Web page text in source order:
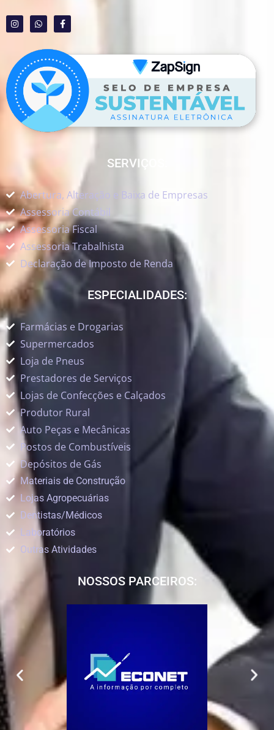
SERVIÇOS:
Abertura, Alteração e Baixa de Empresas
Assessoria Contábil
Assessoria Fiscal
Assessoria Trabalhista
Declaração de Imposto de Renda
ESPECIALIDADES:
Farmácias e Drogarias
Supermercados
Loja de Pneus
Prestadores de Serviços
Lojas de Confecções e Calçados
Produtor Rural
Auto Peças e Mecânicas
Postos de Combustíveis
Depósitos de Gás
Materiais de Construção
Lojas Agropecuárias
Dentistas/Médicos
Laboratórios
Outras Atividades
NOSSOS PARCEIROS: